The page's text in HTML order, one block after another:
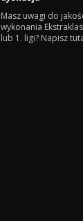
Masz uwagi do
wykonania
lub 1. ligi? Napisz